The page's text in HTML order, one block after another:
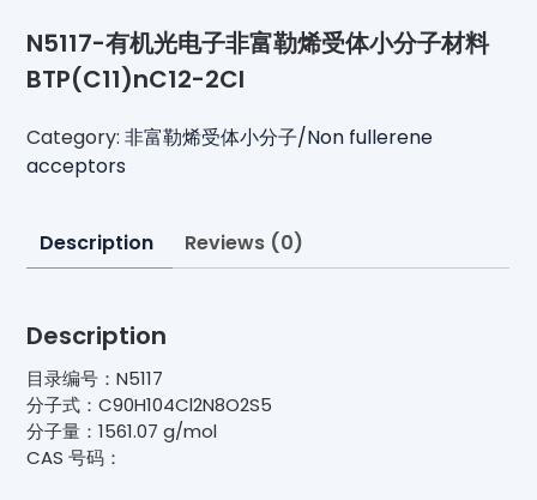
N5117-有机光电子非富勒烯受体小分子材料
BTP(C11)nC12-2Cl
Category:非富勒烯受体小分子/Non fullerene
acceptors
Description Reviews (0)
Description
目录编号：N5117
分子式：C90H104Cl2N8O2S5
分子量：1561.07 g/mol
CAS 号码：